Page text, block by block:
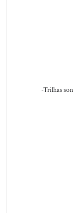
-Trilhas